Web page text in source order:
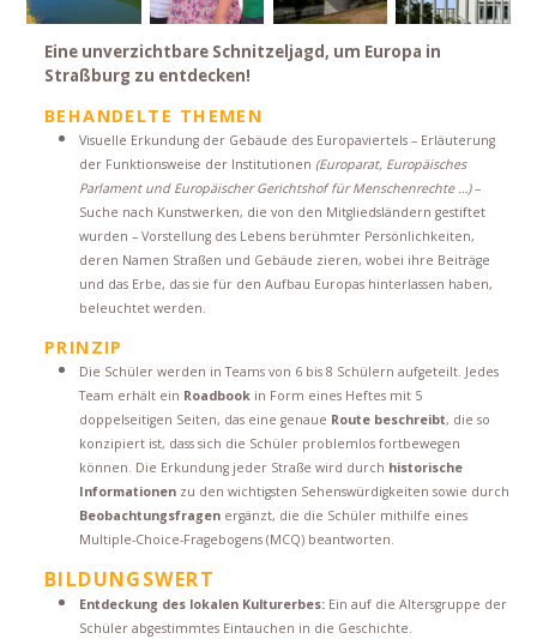
Eine unverzichtbare Schnitzeljagd, um Europa in
Straßburg zu entdecken!
BEHANDELTE THEMEN
Visuelle Erkundung der Gebäude des Europaviertels – Erläuterung
der Funktionsweise der Institutionen (Europarat, Europäisches
Parlament und Europäischer Gerichtshof für Menschenrechte …)–
Suche nach Kunstwerken, die von den Mitgliedsländern gestiftet
wurden – Vorstellung des Lebens berühmter Persönlichkeiten,
deren Namen Straßen und Gebäude zieren, wobei ihre Beiträge
und das Erbe, das sie für den Aufbau Europas hinterlassen haben,
beleuchtet werden.
PRINZIP
Die Schüler werden in Teams von 6 bis 8 Schülern aufgeteilt. Jedes
Team erhält ein Roadbookin Form eines Heftes mit 5
doppelseitigen Seiten, das eine genaue Route beschreibt, die so
konzipiert ist, dass sich die Schüler problemlos fortbewegen
können. Die Erkundung jeder Straße wird durch historische
Informationenzu den wichtigsten Sehenswürdigkeiten sowie durch
Beobachtungsfragenergänzt, die die Schüler mithilfe eines
Multiple-Choice-Fragebogens (MCQ) beantworten.
BILDUNGSWERT
Entdeckung des lokalen Kulturerbes:Ein auf die Altersgruppe der
Schüler abgestimmtes Eintauchen in die Geschichte.